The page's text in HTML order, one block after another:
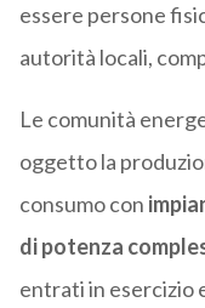
essere persone
autorità locali,
Le comunità
oggetto la
consumo con
di potenza
entrati in esercizio